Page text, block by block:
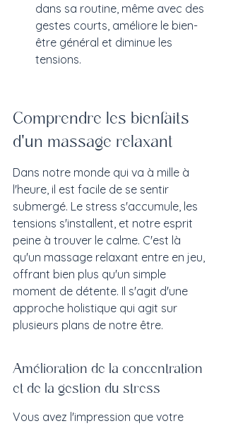
dans sa routine, même avec des
gestes courts, améliore le bien-
être général et diminue les
tensions.
Comprendre les bienfaits
d'un massage relaxant
Dans notre monde qui va à mille à
l'heure, il est facile de se sentir
submergé. Le stress s'accumule, les
tensions s'installent, et notre esprit
peine à trouver le calme. C'est là
qu'un massage relaxant entre en jeu,
offrant bien plus qu'un simple
moment de détente. Il s'agit d'une
approche holistique qui agit sur
plusieurs plans de notre être.
Amélioration de la concentration
et de la gestion du stress
Vous avez l'impression que votre